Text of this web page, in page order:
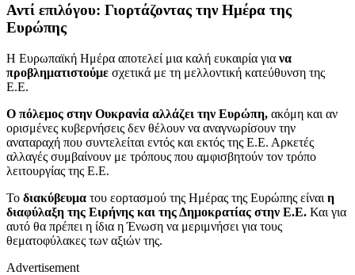
Αντί επιλόγου: Γιορτάζοντας την Ημέρα της
Ευρώπης
Η Ευρωπαϊκή Ημέρα αποτελεί μια καλή ευκαιρία για να
προβληματιστούμε σχετικά με τη μελλοντική κατεύθυνση της
Ε.Ε.
Ο πόλεμος στην Ουκρανία αλλάζει την Ευρώπη, ακόμη και αν
ορισμένες κυβερνήσεις δεν θέλουν να αναγνωρίσουν την
αναταραχή που συντελείται εντός και εκτός της Ε.Ε. Αρκετές
αλλαγές συμβαίνουν με τρόπους που αμφισβητούν τον τρόπο
λειτουργίας της Ε.Ε.
Το διακύβευμα του εορτασμού της Ημέρας της Ευρώπης είναι η
διαφύλαξη της Ειρήνης και της Δημοκρατίας στην Ε.Ε. Και για
αυτό θα πρέπει η ίδια η Ένωση να μεριμνήσει για τους
θεματοφύλακες των αξιών της.
Advertisement